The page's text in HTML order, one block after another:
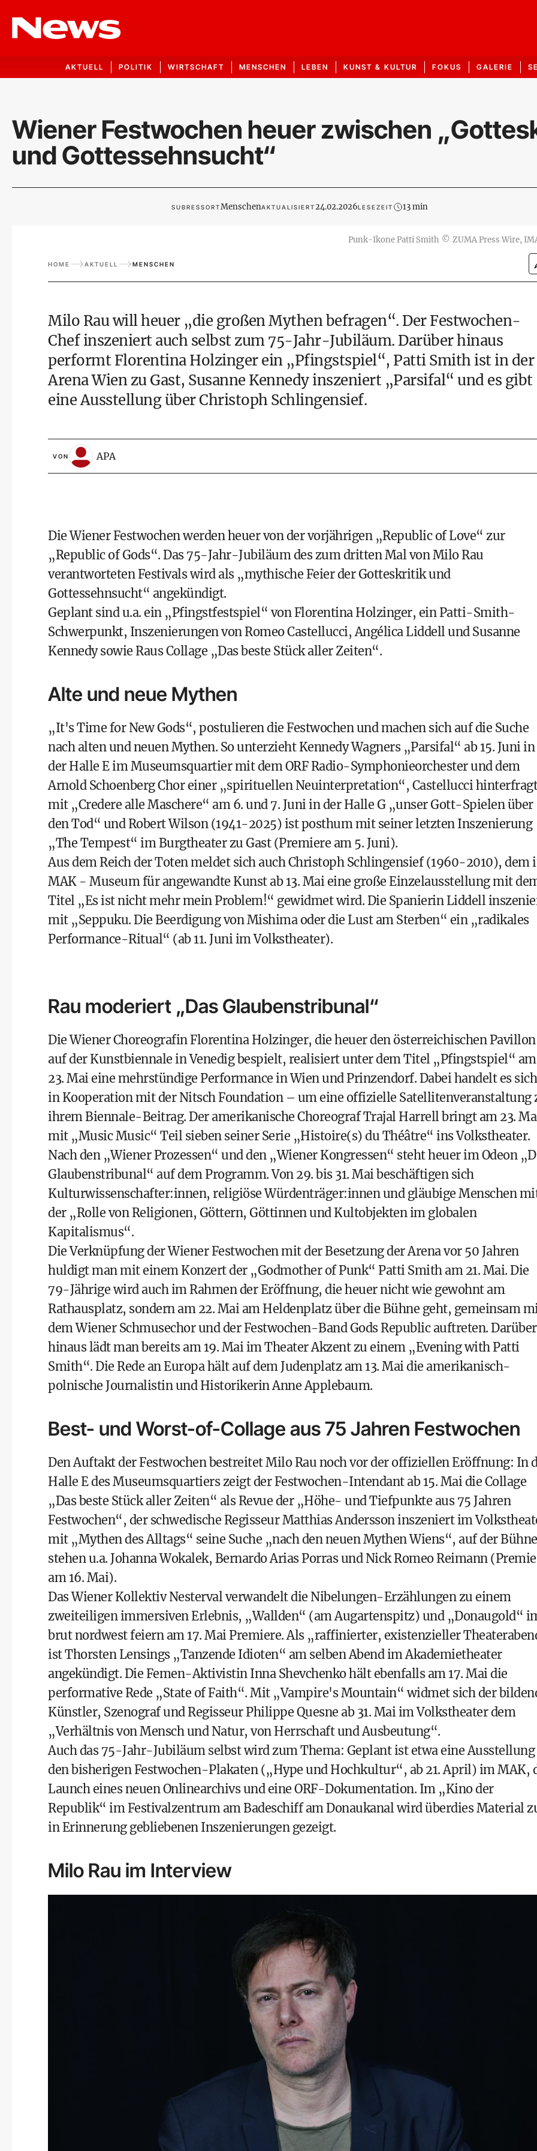
AKTUELL POLITIK WIRTSCHAFT MENSCHEN LEBEN KUNST & KULTUR FOKUS GALERIE
Wiener Festwochen heuer zwischen
und Gottessehnsucht“
SUBRESSORTMenschenAKTUALISIERT24.02.2026LESEZEIT 13 min
Punk-Ikone Patti Smith © ZUMA Press Wire,
HOME AKTUELL MENSCHEN
Milo Rau will heuer „die großen Mythen befragen“. Der Festwochen-
Chef inszeniert auch selbst zum 75-Jahr-Jubiläum. Darüber hinaus
performt Florentina Holzinger ein „Pfingstspiel“, Patti Smith ist in der
Arena Wien zu Gast, Susanne Kennedy inszeniert „Parsifal“ und es gibt
eine Ausstellung über Christoph Schlingensief.
VON APA
Die Wiener Festwochen werden heuer von der vorjährigen „Republic of Love“ zur
„Republic of Gods“. Das 75-Jahr-Jubiläum des zum dritten Mal von Milo Rau
verantworteten Festivals wird als „mythische Feier der Gotteskritik und
Gottessehnsucht“ angekündigt.
Geplant sind u.a. ein „Pfingstfestspiel“ von Florentina Holzinger, ein Patti-Smith-
Schwerpunkt, Inszenierungen von Romeo Castellucci, Angélica Liddell und Susanne
Kennedy sowie Raus Collage „Das beste Stück aller Zeiten“.
Alte und neue Mythen
„It's Time for New Gods“, postulieren die Festwochen und machen sich auf die Suche
nach alten und neuen Mythen. So unterzieht Kennedy Wagners „Parsifal“ ab 15. Juni in
der Halle E im Museumsquartier mit dem ORF Radio-Symphonieorchester und dem
Arnold Schoenberg Chor einer „spirituellen Neuinterpretation“, Castellucci hinterfragt
mit „Credere alle Maschere“ am 6. und 7. Juni in der Halle G „unser Gott-Spielen über
den Tod“ und Robert Wilson (1941-2025) ist posthum mit seiner letzten Inszenierung
„The Tempest“ im Burgtheater zu Gast (Premiere am 5. Juni).
Aus dem Reich der Toten meldet sich auch Christoph Schlingensief (1960-2010), dem
MAK - Museum für angewandte Kunst ab 13. Mai eine große Einzelausstellung mit
Titel „Es ist nicht mehr mein Problem!“ gewidmet wird. Die Spanierin Liddell
mit „Seppuku. Die Beerdigung von Mishima oder die Lust am Sterben“ ein „radikales
Performance-Ritual“ (ab 11. Juni im Volkstheater).
Rau moderiert „Das Glaubenstribunal“
Die Wiener Choreografin Florentina Holzinger, die heuer den österreichischen Pavillon
auf der Kunstbiennale in Venedig bespielt, realisiert unter dem Titel „Pfingstspiel“ am
23. Mai eine mehrstündige Performance in Wien und Prinzendorf. Dabei handelt es
in Kooperation mit der Nitsch Foundation – um eine offizielle Satellitenveranstaltung
ihrem Biennale-Beitrag. Der amerikanische Choreograf Trajal Harrell bringt am 23.
mit „Music Music“ Teil sieben seiner Serie „Histoire(s) du Théâtre“ ins Volkstheater.
Nach den „Wiener Prozessen“ und den „Wiener Kongressen“ steht heuer im Odeon
Glaubenstribunal“ auf dem Programm. Von 29. bis 31. Mai beschäftigen sich
Kulturwissenschafter:innen, religiöse Würdenträger:innen und gläubige Menschen
der „Rolle von Religionen, Göttern, Göttinnen und Kultobjekten im globalen
Kapitalismus“.
Die Verknüpfung der Wiener Festwochen mit der Besetzung der Arena vor 50 Jahren
huldigt man mit einem Konzert der „Godmother of Punk“ Patti Smith am 21. Mai. Die
79-Jährige wird auch im Rahmen der Eröffnung, die heuer nicht wie gewohnt am
Rathausplatz, sondern am 22. Mai am Heldenplatz über die Bühne geht, gemeinsam
dem Wiener Schmusechor und der Festwochen-Band Gods Republic auftreten. Darüber
hinaus lädt man bereits am 19. Mai im Theater Akzent zu einem „Evening with Patti
Smith“. Die Rede an Europa hält auf dem Judenplatz am 13. Mai die amerikanisch-
polnische Journalistin und Historikerin Anne Applebaum.
Best- und Worst-of-Collage aus 75 Jahren Festwochen
Den Auftakt der Festwochen bestreitet Milo Rau noch vor der offiziellen Eröffnung: In
Halle E des Museumsquartiers zeigt der Festwochen-Intendant ab 15. Mai die Collage
„Das beste Stück aller Zeiten“ als Revue der „Höhe- und Tiefpunkte aus 75 Jahren
Festwochen“, der schwedische Regisseur Matthias Andersson inszeniert im
mit „Mythen des Alltags“ seine Suche „nach den neuen Mythen Wiens“, auf der Bühne
stehen u.a. Johanna Wokalek, Bernardo Arias Porras und Nick Romeo Reimann
am 16. Mai).
Das Wiener Kollektiv Nesterval verwandelt die Nibelungen-Erzählungen zu einem
zweiteiligen immersiven Erlebnis, „Wallden“ (am Augartenspitz) und „Donaugold“
brut nordwest feiern am 17. Mai Premiere. Als „raffinierter, existenzieller
ist Thorsten Lensings „Tanzende Idioten“ am selben Abend im Akademietheater
angekündigt. Die Femen-Aktivistin Inna Shevchenko hält ebenfalls am 17. Mai die
performative Rede „State of Faith“. Mit „Vampire's Mountain“ widmet sich der
Künstler, Szenograf und Regisseur Philippe Quesne ab 31. Mai im Volkstheater dem
„Verhältnis von Mensch und Natur, von Herrschaft und Ausbeutung“.
Auch das 75-Jahr-Jubiläum selbst wird zum Thema: Geplant ist etwa eine Ausstellung
den bisherigen Festwochen-Plakaten („Hype und Hochkultur“, ab 21. April) im MAK,
Launch eines neuen Onlinearchivs und eine ORF-Dokumentation. Im „Kino der
Republik“ im Festivalzentrum am Badeschiff am Donaukanal wird überdies Material
in Erinnerung gebliebenen Inszenierungen gezeigt.
Milo Rau im Interview